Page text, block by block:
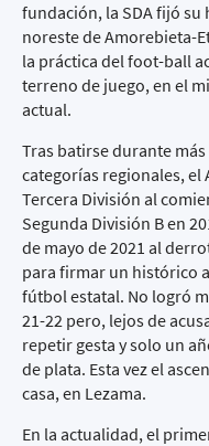
fundación, la SDA fijó
noreste de Amorebieta-
la práctica del foot-ball
terreno de juego, en el
actual.
Tras batirse durante
categorías regionales, el
Tercera División al
Segunda División B en
de mayo de 2021 al
para firmar un histórico
fútbol estatal. No logró
21-22 pero, lejos de
repetir gesta y solo un
de plata. Esta vez el
casa, en Lezama.
En la actualidad, el